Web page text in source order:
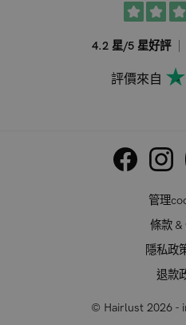
4.2 星/5 星好評
評價來自
© Hairlust 2026 -
管理
條款 &
隱私政
退款